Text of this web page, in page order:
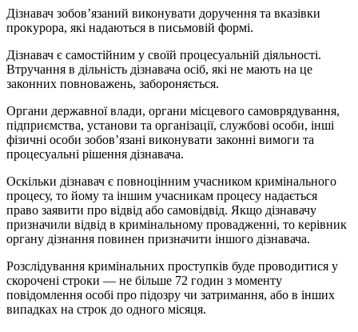
Дізнавач зобов’язаний виконувати доручення та вказівки
прокурора, які надаються в письмовій формі.
Дізнавач є самостійним у своїй процесуальній діяльності.
Втручання в дільність дізнавача осіб, які не мають на це
законних повноважень, забороняється.
Органи державної влади, органи місцевого самоврядування,
підприємства, установи та організації, службові особи, інші
фізичні особи зобов’язані виконувати законні вимоги та
процесуальні рішення дізнавача.
Оскільки дізнавач є повноцінним учасником кримінального
процесу, то йому та іншим учасникам процесу надається
право заявити про відвід або самовідвід. Якщо дізнавачу
призначили відвід в кримінальному провадженні, то керівник
органу дізнання повинен призначити іншого дізнавача.
Розслідування кримінальних проступків буде проводитися у
скорочені строки — не більше 72 годин з моменту
повідомлення особі про підозру чи затримання, або в інших
випадках на строк до одного місяця.